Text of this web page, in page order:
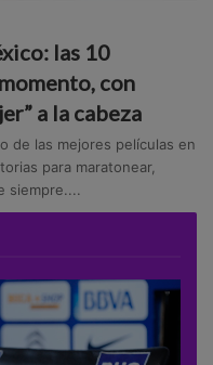
las 10
con
a la cabeza
de las mejores películas en
para maratonear,
siempre....